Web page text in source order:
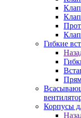
Гибкие
Корпусы